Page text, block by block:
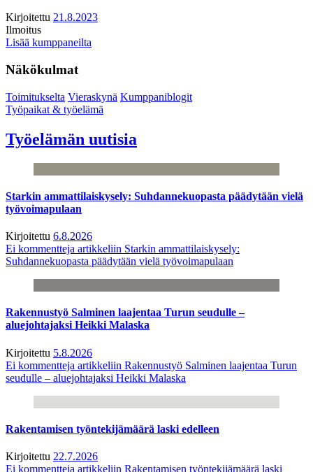
Kirjoitettu 21.8.2023
Ilmoitus
Lisää kumppaneilta
Näkökulmat
Toimitukselta Vieraskynä Kumppaniblogit
Työpaikat & työelämä
Työelämän uutisia
Starkin ammattilaiskysely: Suhdannekuopasta päädytään vielä
työvoimapulaan
Kirjoitettu 6.8.2026
Ei kommentteja artikkeliin Starkin ammattilaiskysely:
Suhdannekuopasta päädytään vielä työvoimapulaan
Rakennustyö Salminen laajentaa Turun seudulle –
aluejohtajaksi Heikki Malaska
Kirjoitettu 5.8.2026
Ei kommentteja artikkeliin Rakennustyö Salminen laajentaa Turun
seudulle – aluejohtajaksi Heikki Malaska
Rakentamisen työntekijämäärä laski edelleen
Kirjoitettu 22.7.2026
Ei kommentteja artikkeliin Rakentamisen työntekijämäärä laski